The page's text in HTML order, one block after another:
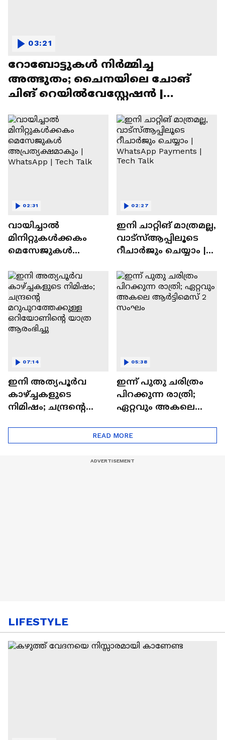
റോബോട്ടുകൾ നിർമ്മിച്ച
അത്ഭുതം; ചൈനയിലെ ചോങ്
ചിങ് റെയിൽവേസ്റ്റേഷൻ |
03:21
വായിച്ചാൽ
മിനിറ്റുകൾക്കകം
മെസേജുകള്‍
WhatsApp | Tech Talk
02:31
ഇനി ചാറ്റിങ് മാത്രമല്ല,
വാട്‌സ്‌ആപ്പിലൂടെ
റീചാർജും ചെയ്യാം |
Tech Talk
02:27
ഇനി അത്യപൂര്‍വ
കാഴ്ച്ചകളുടെ
നിമിഷം; ചന്ദ്രന്റെ
ഒറിയോണിന്റെ യാത്ര
ആരംഭിച്ചു
07:14
ഇന്ന് പുതു ചരിത്രം
പിറക്കുന്ന രാത്രി;
ഏറ്റവും അകലെ
05:38
READ MORE
LIFESTYLE